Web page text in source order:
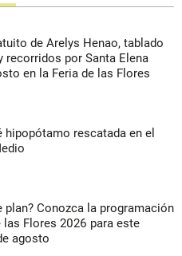
de Arelys Henao, tablado
recorridos por Santa Elena
en la Feria de las Flores
hipopótamo rescatada en el
plan? Conozca la programación
las Flores 2026 para este
agosto